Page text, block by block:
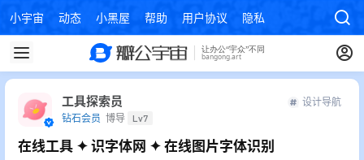
小宇宙 动态 小黑屋 帮助 用户协议 隐私政策
工具探索员
钻石会员 博导 Lv7
设计导航
在线工具 ✦ 识字体网 ✦ 在线图片字体识别